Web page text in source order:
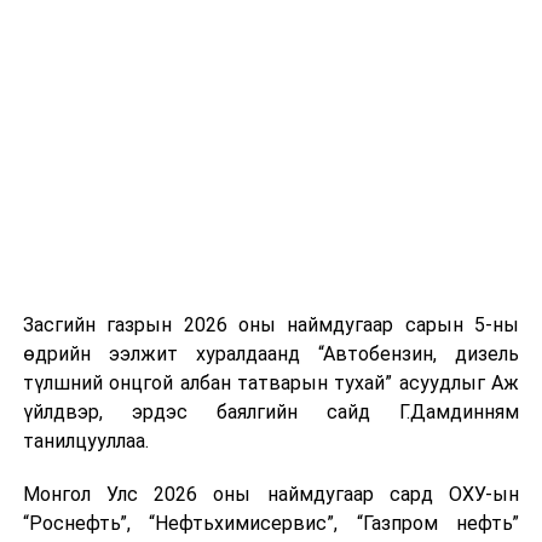
хамтарч ажиллахыг үүрэг болголоо
ӨМНӨХ МЭДЭЭ
Дархлаажуулалтын цэгийг дүүрэг тус бүрээр
танилцуулж байна
Засгийн газрын 2026 оны наймдугаар сарын 5-ны
өдрийн ээлжит хуралдаанд “Автобензин, дизель
түлшний онцгой албан татварын тухай” асуудлыг Аж
үйлдвэр, эрдэс баялгийн сайд Г.Дамдинням
танилцууллаа.
Монгол Улс 2026 оны наймдугаар сард ОХУ-ын
“Роснефть”, “Нефтьхимисервис”, “Газпром нефть”